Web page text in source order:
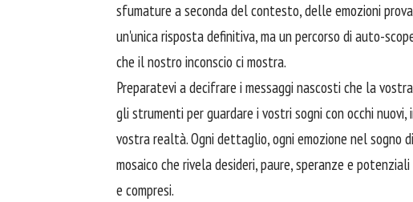
sfumature a seconda del contesto, delle emozioni
un'unica risposta definitiva, ma un percorso di auto-
che il nostro inconscio ci mostra.
Preparatevi a decifrare i messaggi nascosti che la
gli strumenti per guardare i vostri sogni con occhi
vostra realtà. Ogni dettaglio, ogni emozione nel sogno
mosaico che rivela desideri, paure, speranze e
e compresi.